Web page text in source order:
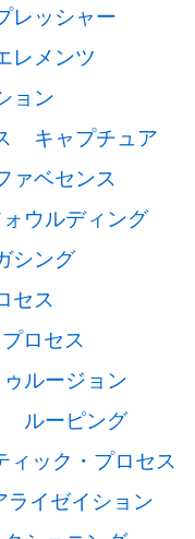
レッシャー
レメンツ
ョン
キャプチュア
ァベセンス
ォウルディング
シング
セス
ロセス
ルージョン
ルーピング
ィック・プロセス
ライゼイション